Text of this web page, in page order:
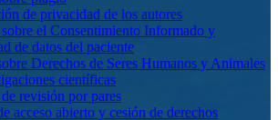
de privacidad de los autores
el Consentimiento Informado y
de datos del paciente
Derechos de Seres Humanos y Animales
científicas
revisión por pares
acceso abierto y cesión de derechos